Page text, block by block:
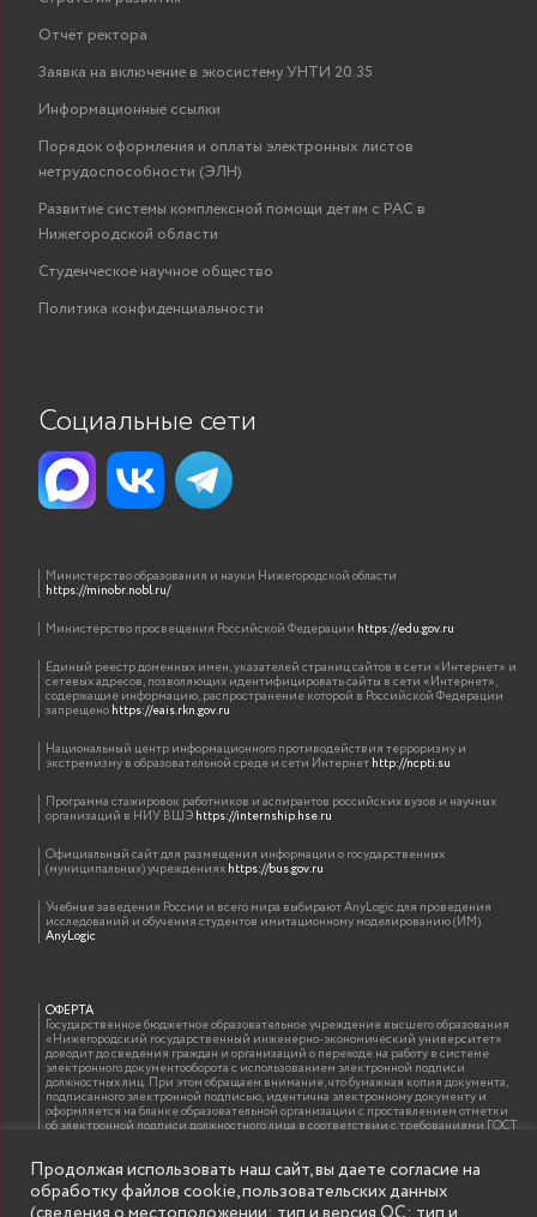
Отчёт ректора
Заявка на включение в экосистему УНТИ 20.35
Информационные ссылки
Порядок оформления и оплаты электронных листов
нетрудоспособности (ЭЛН).
Развитие системы комплексной помощи детям с РАС в
Нижегородской области
Студенческое научное общество
Политика конфиденциальности
Социальные сети
Министерство образования и науки Нижегородской области
https://minobr.nobl.ru/
Министерство просвещения Российской Федерации https://edu.gov.ru
Единый реестр доменных имен, указателей страниц сайтов в сети «Интернет» и
сетевых адресов, позволяющих идентифицировать сайты в сети «Интернет»,
содержащие информацию, распространение которой в Российской Федерации
запрещеноhttps://eais.rkn.gov.ru
Национальный центр информационного противодействия терроризму и
экстремизму в образовательной среде и сети Интернетhttp://ncpti.su
Программа стажировок работников и аспирантов российских вузов и научных
организаций в НИУ ВШЭhttps://internship.hse.ru
Официальный сайт для размещения информации о государственных
(муниципальных) учрежденияхhttps://bus.gov.ru
Учебные заведения России и всего мира выбирают AnyLogic для проведения
исследований и обучения студентов имитационному моделированию (ИМ).
AnyLogic
ОФЕРТА
Государственное бюджетное образовательное учреждение высшего образования
«Нижегородский государственный инженерно-экономический университет»
доводит до сведения граждан и организаций о переходе на работу в системе
электронного документооборота с использованием электронной подписи
должностных лиц. При этом обращаем внимание, что бумажная копия документа,
подписанного электронной подписью, идентична электронному документу и
оформляется на бланке образовательной организации с проставлением отметки
об электронной подписи должностного лица в соответствии с требованиями ГОСТ
Продолжая использовать наш сайт, вы даете согласие на
обработку файлов cookie, пользовательских данных